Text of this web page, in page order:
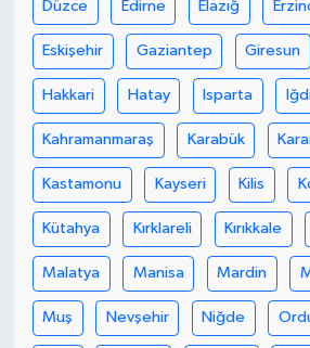
Düzce Edirne Elazığ
Eskişehir Gaziantep Giresun
Hakkari Hatay Isparta
Kahramanmaraş Karabük
Kastamonu Kayseri Kilis
Kütahya Kırklareli Kırıkkale
Malatya Manisa Mardin
Muş Nevşehir Niğde